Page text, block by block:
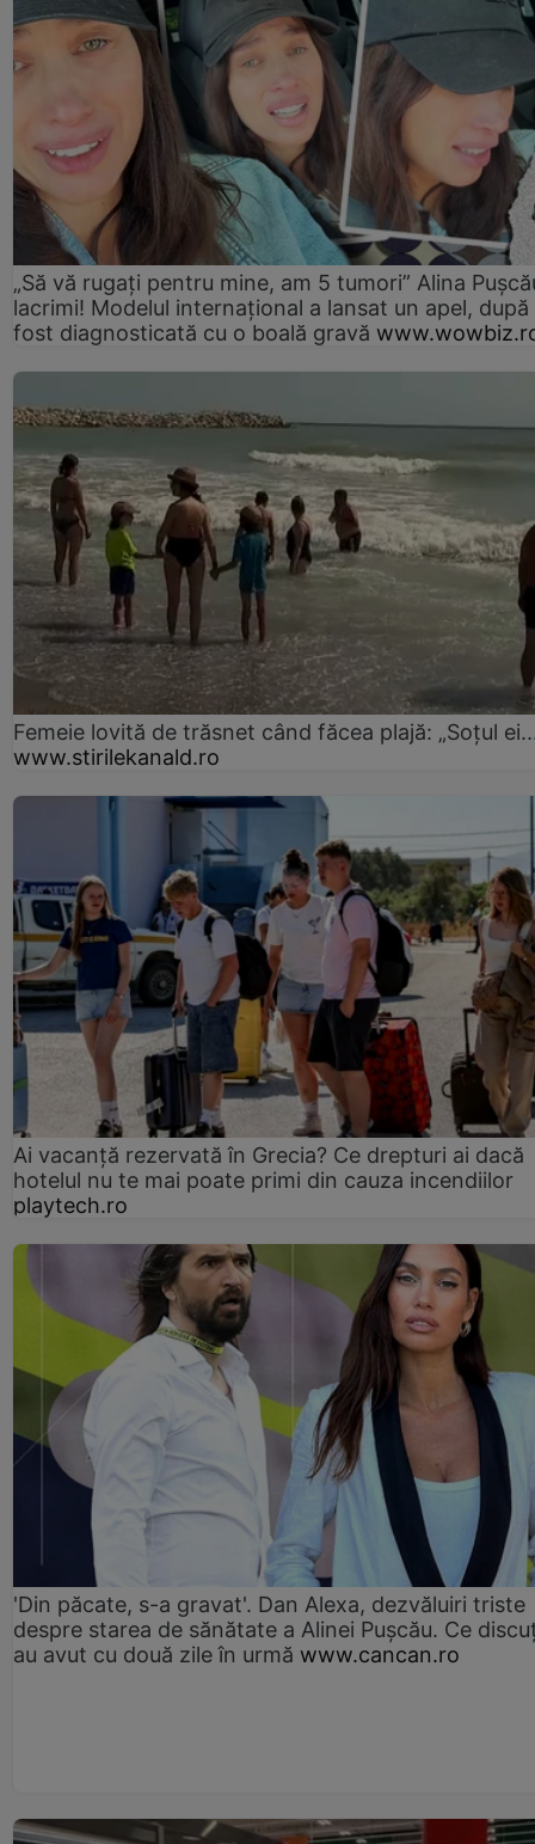
„Să vă rugați pentru mine, am 5 tumori” Alina
lacrimi! Modelul internațional a lansat un apel, după
fost diagnosticată cu o boală gravă
Femeie lovită de trăsnet când făcea plajă: „Soțul
www.stirilekanald.ro
Ai vacanță rezervată în Grecia? Ce drepturi ai dacă
hotelul nu te mai poate primi din cauza incendiilor
playtech.ro
'Din păcate, s-a gravat'. Dan Alexa, dezvăluiri triste
despre starea de sănătate a Alinei Pușcău. Ce
au avut cu două zile în urmă www.cancan.ro